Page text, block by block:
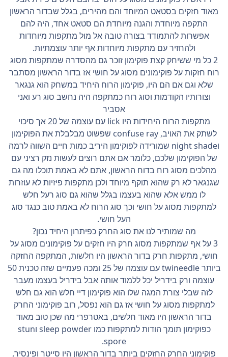
מאוד חזקים בסטאט המיוחד והם מהירים, בגלל שבדור הראשון
התקפה מיוחדת והגנה מיוחדת הם סטאט אחד, היה להם
אפשרות להתמודד בצורה טובה אל מול מתקפות מיוחדות
ולהחזיר עם מתקפות מיוחדות אף יותר עוצמתיות.
2 כל מי ששיחק קצת פוקימון זוכר גם מהסדרה שמתקפות מסוג
רוח חזקות על פוקימונים מסוג על חושי אז בדור הראשון מסתבר
שלא וגם אם הם היו, פוקימון הרוח היחיד במשחק הוא גנגאר
וצורותיו הקודמות וסוג רוח כמתקפה היה נחשב סוג רע ואני
אסביר
מתקפות הרוח היחידות היו lick עם עוצמה של 20 אך סיכוי
לשתק את האויב, confuse ray שפשוט מבלבלת את הפוקימון
וnight shade שמורידה לפוקימון היריב כמות חיים השווה לרמה
של הפוקימון שלכם, כלומר אם אתם רוצים לעשות נזק רציני עם
מהלכים מסוג רוח בדוח הראשון, אתם לא באמת תוכלו מה גם
שגנגאר לא רק שהוא תוקף מיוחד ולכן מתקפות פיזיות לא עוזרות
לו ממש אלא שהוא בעצמו בגלל שהוא גם סוג רעל חלש
למתקפות מסוג על חושי וכך סוג הרוח לא באמת טוב כנגד סוג
העל חושי.
מה שמותיר לנו את סוג החרק כפיתרון היחיד נכון?
3 על אף שמתקפות מסוג חרק היו חזקים על פוקימונים מסוג על
חושי, מתקפות חרק בדור הראשון היו חלשות, המתקפה החזקה
ביותר twineedle עם עוצמה של 25 ומכה פעמיים שזה טכנית 50
עוצמה ורק בידריל יכל ללמוד אותה אבל בידריל בעצמו מעבר
לזה שבלי צורת המגה שלו הוא פוקימון דיי חלש הוא גם חלש
למתקפות מסוג על חושי אז גם הוא נפסל, רוב פוקימוני החרק
בדור הראשון היו מאוד חלשים, באטרפרי מה שכן טוב מאוד
כפוקימון תומך הודות למתקפות כמו sleep powder וstun
spore.
פוקימוני החרק החזקים ביותר בדור הראשון היו סייטר ופינסיר,